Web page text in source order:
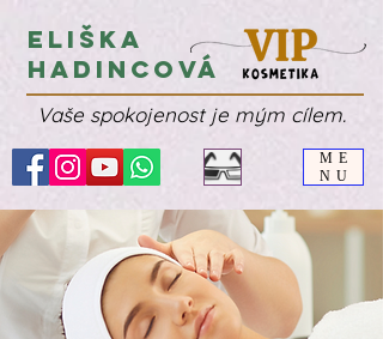
Eliška
Hadincová
ME
NU
Vaše spokojenost je mým cílem.